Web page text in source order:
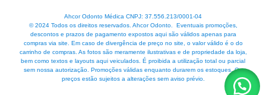
Ahcor Odonto Médica CNPJ: 37.556.213/0001-04
© 2024 Todos os direitos reservados. Ahcor Odonto. Eventuais promoções,
descontos e prazos de pagamento expostos aqui são válidos apenas para
compras via site. Em caso de divergência de preço no site, o valor válido é o do
carrinho de compras. As fotos são meramente ilustrativas e de propriedade da loja,
bem como textos e layouts aqui veiculados. É proibida a utilização total ou parcial
sem nossa autorização. Promoções válidas enquanto durarem os estoques. Os
preços estão sujeitos a alterações sem aviso prévio.